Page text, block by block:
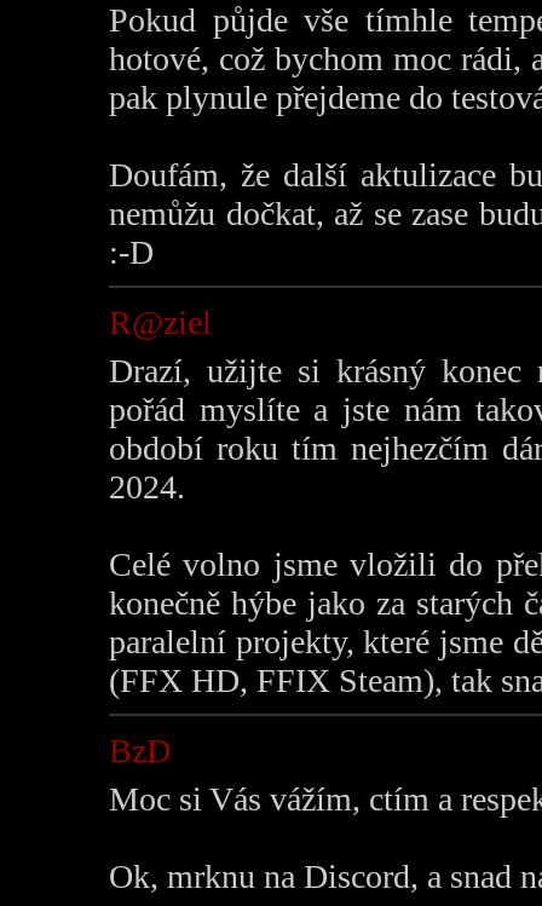
Pokud půjde vše tímhle
hotové, což bychom moc rádi,
pak plynule přejdeme do
Doufám, že další aktulizace
nemůžu dočkat, až se zase
:-D
R@ziel
Drazí, užijte si krásný konec
pořád myslíte a jste nám
období roku tím nejhezčím
2024.
Celé volno jsme vložili do
konečně hýbe jako za starých
paralelní projekty, které jsme
(FFX HD, FFIX Steam), tak
BzD
Moc si Vás vážím, ctím a
Ok, mrknu na Discord, a snad